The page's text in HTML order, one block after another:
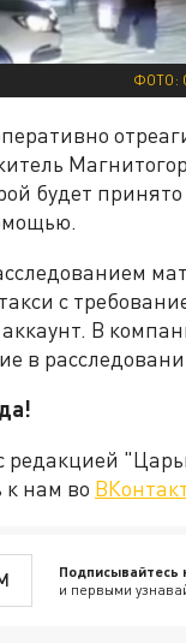
ФОТО:
будет
с
В
в
редакцией
к нам во
Подписывайтесь
и первыми